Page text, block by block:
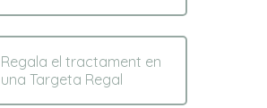
Regala el tractament en
una Targeta Regal